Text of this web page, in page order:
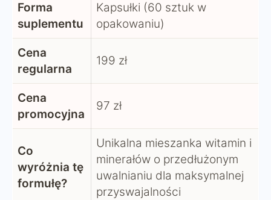
Forma
suplementu
Kapsułki (60 sztuk w
opakowaniu)
Cena
regularna
199 zł
Cena
promocyjna
97 zł
Co
wyróżnia tę
formułę?
Unikalna mieszanka witamin i
minerałów o przedłużonym
uwalnianiu dla maksymalnej
przyswajalności